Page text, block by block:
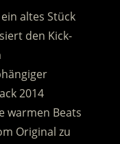
altes Stück
den Kick-
2014
warmen Beats
Original zu